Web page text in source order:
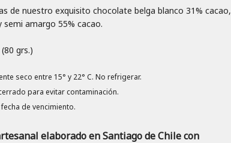
de nuestro exquisito chocolate belga blanco 31% cacao,
semi amargo 55% cacao.
grs.)
seco entre 15° y 22° C. No refrigerar.
para evitar contaminación.
de vencimiento.
elaborado en Santiago de Chile con